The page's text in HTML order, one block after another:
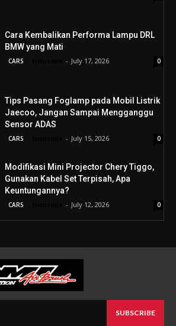
Cara Kembalikan Performa Lampu DRL
BMW yang Mati
CARS - July 17, 2026 0
Tips Pasang Foglamp pada Mobil Listrik
Jaecoo, Jangan Sampai Mengganggu
Sensor ADAS
CARS - July 15, 2026 0
Modifikasi Mini Projector Chery Tiggo,
Gunakan Kabel Set Terpisah, Apa
Keuntungannya?
CARS - July 12, 2026 0
SUBSCRIBE